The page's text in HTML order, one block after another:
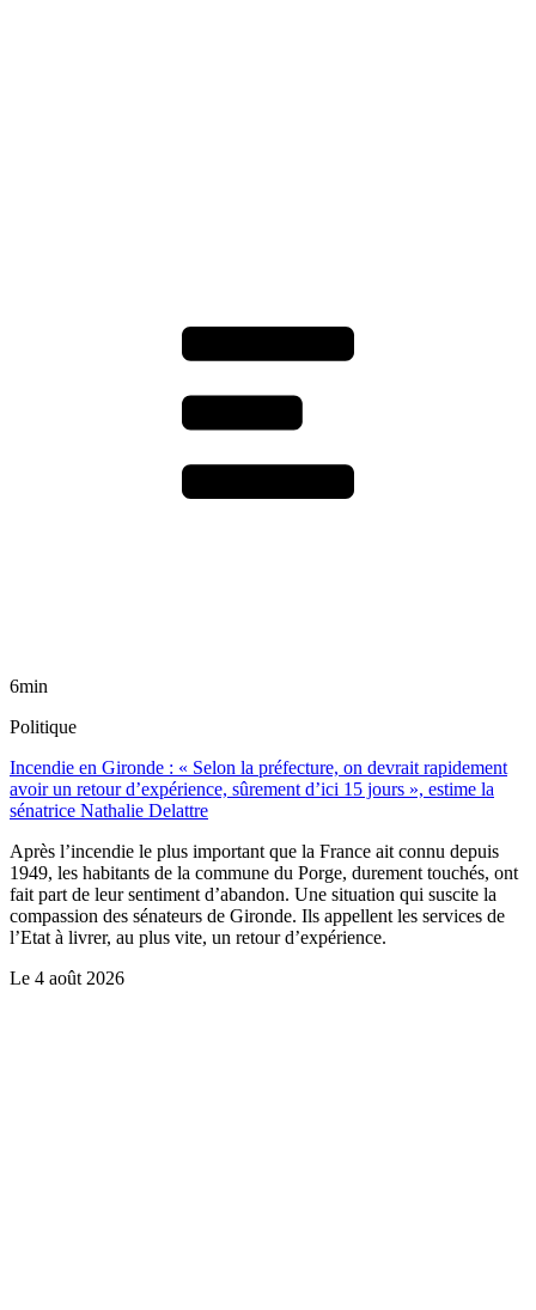
6min
Politique
Incendie en Gironde : « Selon la préfecture, on devrait rapidement
avoir un retour d’expérience, sûrement d’ici 15 jours », estime la
sénatrice Nathalie Delattre
Après l’incendie le plus important que la France ait connu depuis
1949, les habitants de la commune du Porge, durement touchés, ont
fait part de leur sentiment d’abandon. Une situation qui suscite la
compassion des sénateurs de Gironde. Ils appellent les services de
l’Etat à livrer, au plus vite, un retour d’expérience.
Le 4 août 2026